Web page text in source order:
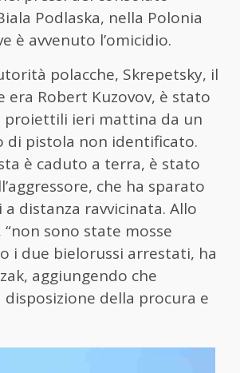
Podlaska, nella Polonia
è avvenuto l’omicidio.
polacche, Skrepetsky, il
era Robert Kuzovov, è stato
proiettili ieri mattina da un
di pistola non identificato.
è caduto a terra, è stato
che ha sparato
distanza ravvicinata. Allo
sono state mosse
i due bielorussi arrestati, ha
aggiungendo che
disposizione della procura e